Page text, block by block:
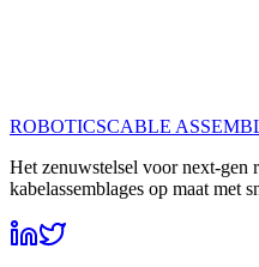
ROBOTICSCABLE
Het zenuwstelsel voor next-gen
kabelassemblages op maat met